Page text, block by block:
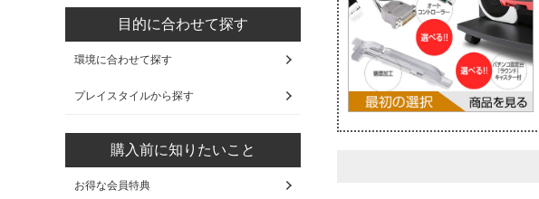
目的に合わせて探す
環境に合わせて探す
プレイスタイルから探す
購入前に知りたいこと
お得な会員特典